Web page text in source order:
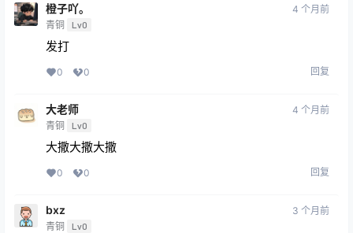
橙子吖。
青铜 Lv0
4 个月前
发打
0 0 回复
大老师
青铜 Lv0
4 个月前
大撒大撒大撒
0 0 回复
bxz
青铜 Lv0
3 个月前